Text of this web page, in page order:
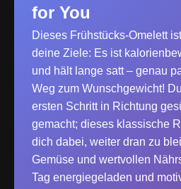
for You
Dieses Frühstücks-Omelett
deine Ziele: Es ist
und hält lange satt – genau
Weg zum Wunschgewicht!
ersten Schritt in Richtung
gemacht; dieses klassische
dich dabei, weiter dran zu
Gemüse und wertvollen
Tag energiegeladen und